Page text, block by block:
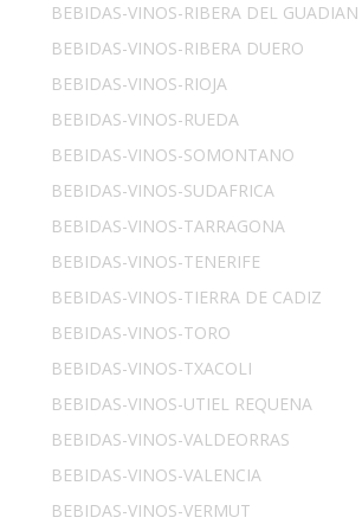
BEBIDAS-VINOS-RIBERA DEL GUADIAN
BEBIDAS-VINOS-RIBERA DUERO
BEBIDAS-VINOS-RIOJA
BEBIDAS-VINOS-RUEDA
BEBIDAS-VINOS-SOMONTANO
BEBIDAS-VINOS-SUDAFRICA
BEBIDAS-VINOS-TARRAGONA
BEBIDAS-VINOS-TENERIFE
BEBIDAS-VINOS-TIERRA DE CADIZ
BEBIDAS-VINOS-TORO
BEBIDAS-VINOS-TXACOLI
BEBIDAS-VINOS-UTIEL REQUENA
BEBIDAS-VINOS-VALDEORRAS
BEBIDAS-VINOS-VALENCIA
BEBIDAS-VINOS-VERMUT